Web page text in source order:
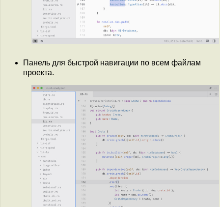
Панель для быстрой навигации по всем файлам
проекта.